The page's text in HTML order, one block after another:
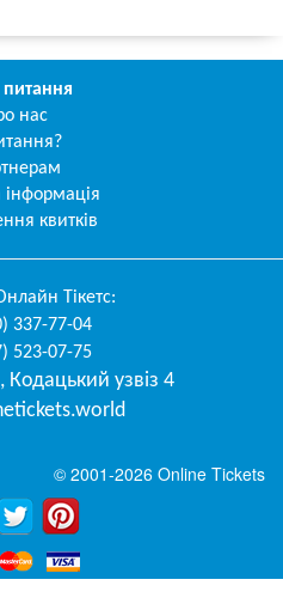
питання
нас
інформація
квитків
Тікетс:
337-77-04
523-07-75
, Кодацький узвіз 4
© 2001-2026 Online Tickets